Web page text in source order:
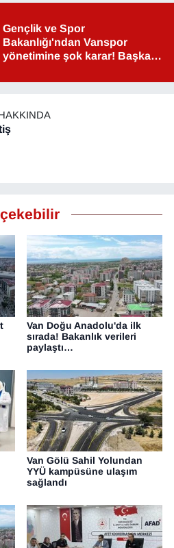
Gençlik ve Spor
Bakanlığı'ndan Vanspor
yönetimine şok karar! Başkan
Van Doğu Anadolu'da ilk
sırada! Bakanlık verileri
paylaştı…
Van Gölü Sahil Yolundan
YYÜ kampüsüne ulaşım
sağlandı